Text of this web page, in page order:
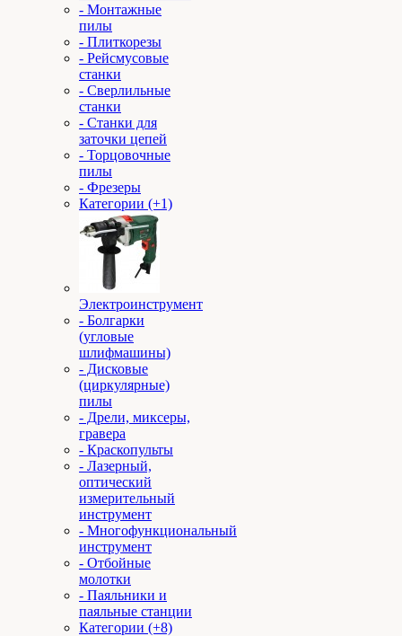
- Монтажные
пилы
- Плиткорезы
- Рейсмусовые
станки
- Сверлильные
станки
- Станки для
заточки цепей
- Торцовочные
пилы
- Фрезеры
Категории (+1)
Электроинструмент
- Болгарки
(угловые
шлифмашины)
- Дисковые
(циркулярные)
пилы
- Дрели, миксеры,
гравера
- Краскопульты
- Лазерный,
оптический
измерительный
инструмент
- Многофункциональный
инструмент
- Отбойные
молотки
- Паяльники и
паяльные станции
Категории (+8)